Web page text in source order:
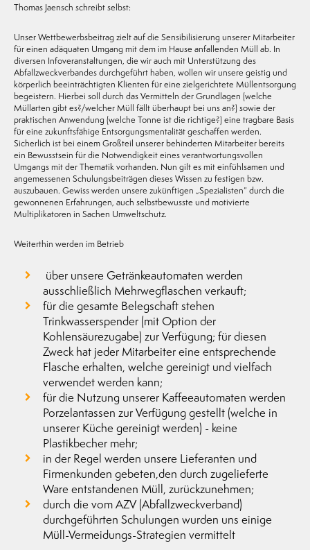
Thomas Jaensch schreibt selbst:
Unser Wettbewerbsbeitrag zielt auf die Sensibilisierung unserer Mitarbeiter
für einen adäquaten Umgang mit dem im Hause anfallenden Müll ab. In
diversen Infoveranstaltungen, die wir auch mit Unterstützung des
Abfallzweckverbandes durchgeführt haben, wollen wir unsere geistig und
körperlich beeinträchtigten Klienten für eine zielgerichtete Müllentsorgung
begeistern. Hierbei soll durch das Vermitteln der Grundlagen (welche
Müllarten gibt es?/welcher Müll fällt überhaupt bei uns an?) sowie der
praktischen Anwendung (welche Tonne ist die richtige?) eine tragbare Basis
für eine zukunftsfähige Entsorgungsmentalität geschaffen werden.
Sicherlich ist bei einem Großteil unserer behinderten Mitarbeiter bereits
ein Bewusstsein für die Notwendigkeit eines verantwortungsvollen
Umgangs mit der Thematik vorhanden. Nun gilt es mit einfühlsamen und
angemessenen Schulungsbeiträgen dieses Wissen zu festigen bzw.
auszubauen. Gewiss werden unsere zukünftigen „Spezialisten“ durch die
gewonnenen Erfahrungen, auch selbstbewusste und motivierte
Multiplikatoren in Sachen Umweltschutz.
Weiterthin werden im Betrieb
über unsere Getränkeautomaten werden
ausschließlich Mehrwegflaschen verkauft;
für die gesamte Belegschaft stehen
Trinkwasserspender (mit Option der
Kohlensäurezugabe) zur Verfügung; für diesen
Zweck hat jeder Mitarbeiter eine entsprechende
Flasche erhalten, welche gereinigt und vielfach
verwendet werden kann;
für die Nutzung unserer Kaffeeautomaten werden
Porzelantassen zur Verfügung gestellt (welche in
unserer Küche gereinigt werden) - keine
Plastikbecher mehr;
in der Regel werden unsere Lieferanten und
Firmenkunden gebeten,den durch zugelieferte
Ware entstandenen Müll, zurückzunehmen;
durch die vom AZV (Abfallzweckverband)
durchgeführten Schulungen wurden uns einige
Müll-Vermeidungs-Strategien vermittelt